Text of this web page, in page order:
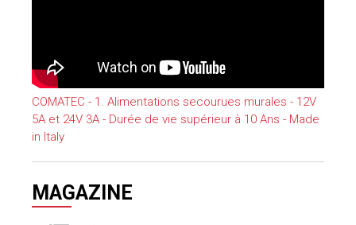
COMATEC - 1. Alimentations secourues murales - 12V
5A et 24V 3A - Durée de vie supérieur à 10 Ans - Made
in Italy
MAGAZINE